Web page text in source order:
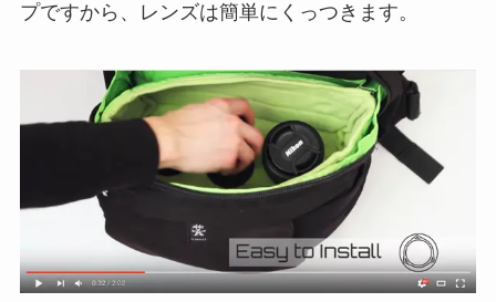
プですから、レンズは簡単にくっつきます。